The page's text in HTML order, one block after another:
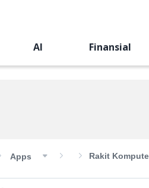
AI Finansial
Apps Rakit